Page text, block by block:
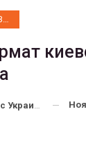
НОВОСТИ ОРГАНИЗАЦИИ